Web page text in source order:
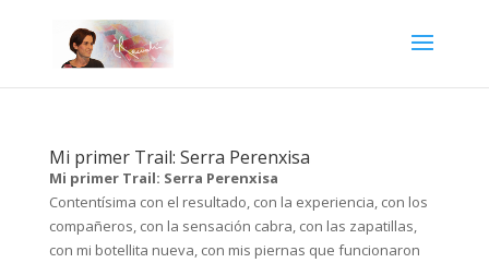
Mi primer Trail: Serra Perenxisa
Mi primer Trail: Serra Perenxisa
Contentísima con el resultado, con la experiencia, con los
compañeros, con la sensación cabra, con las zapatillas,
con mi botellita nueva, con mis piernas que funcionaron